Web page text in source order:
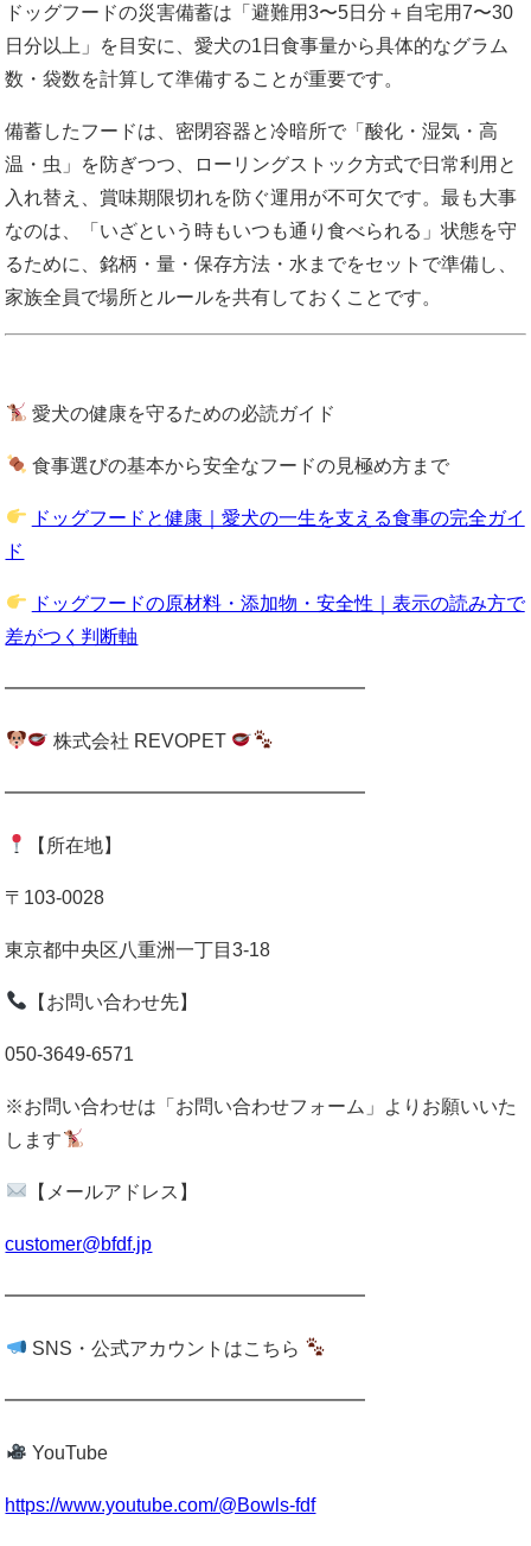
ドッグフードの災害備蓄は「避難用3〜5日分＋自宅用7〜30
日分以上」を目安に、愛犬の1日食事量から具体的なグラム
数・袋数を計算して準備することが重要です。
備蓄したフードは、密閉容器と冷暗所で「酸化・湿気・高
温・虫」を防ぎつつ、ローリングストック方式で日常利用と
入れ替え、賞味期限切れを防ぐ運用が不可欠です。最も大事
なのは、「いざという時もいつも通り食べられる」状態を守
るために、銘柄・量・保存方法・水までをセットで準備し、
家族全員で場所とルールを共有しておくことです。
愛犬の健康を守るための必読ガイド
食事選びの基本から安全なフードの見極め方まで
ドッグフードと健康｜愛犬の一生を支える食事の完全ガイ
ド
ドッグフードの原材料・添加物・安全性｜表示の読み方で
差がつく判断軸
━━━━━━━━━━━━━━━━━━━
株式会社 REVOPET
━━━━━━━━━━━━━━━━━━━
【所在地】
〒103-0028
東京都中央区八重洲一丁目3-18
【お問い合わせ先】
050-3649-6571
※お問い合わせは「お問い合わせフォーム」よりお願いいた
します
【メールアドレス】
customer@bfdf.jp
━━━━━━━━━━━━━━━━━━━
SNS・公式アカウントはこちら
━━━━━━━━━━━━━━━━━━━
YouTube
https://www.youtube.com/@Bowls-fdf